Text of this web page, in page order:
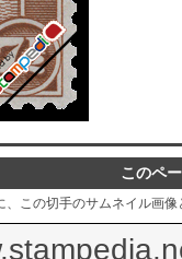
このペ
この切手のサムネイル画